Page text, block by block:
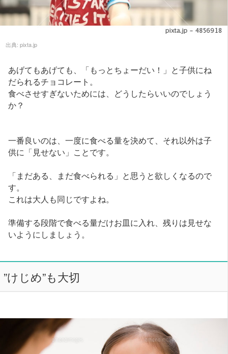
出典: pixta.jp
あげてもあげても、「もっとちょーだい！」と子供にね
だられるチョコレート。
食べさせすぎないためには、どうしたらいいのでしょう
か？
一番良いのは、一度に食べる量を決めて、それ以外は子
供に「見せない」ことです。
「まだある、まだ食べられる」と思うと欲しくなるので
す。
これは大人も同じですよね。
準備する段階で食べる量だけお皿に入れ、残りは見せな
いようにしましょう。
”けじめ”も大切